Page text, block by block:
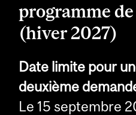
programme
(hiver 2027)
Date limite pour
deuxième
Le 15 septembre